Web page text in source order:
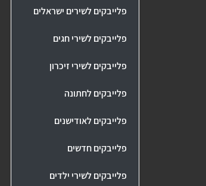
פלייבקים לשירים ישראלים
פלייבקים לשירי חגים
פלייבקים לשירי זיכרון
פלייבקים לחתונה
פלייבקים לאודישנים
פלייבקים חדשים
פלייבקים לשירי ילדים